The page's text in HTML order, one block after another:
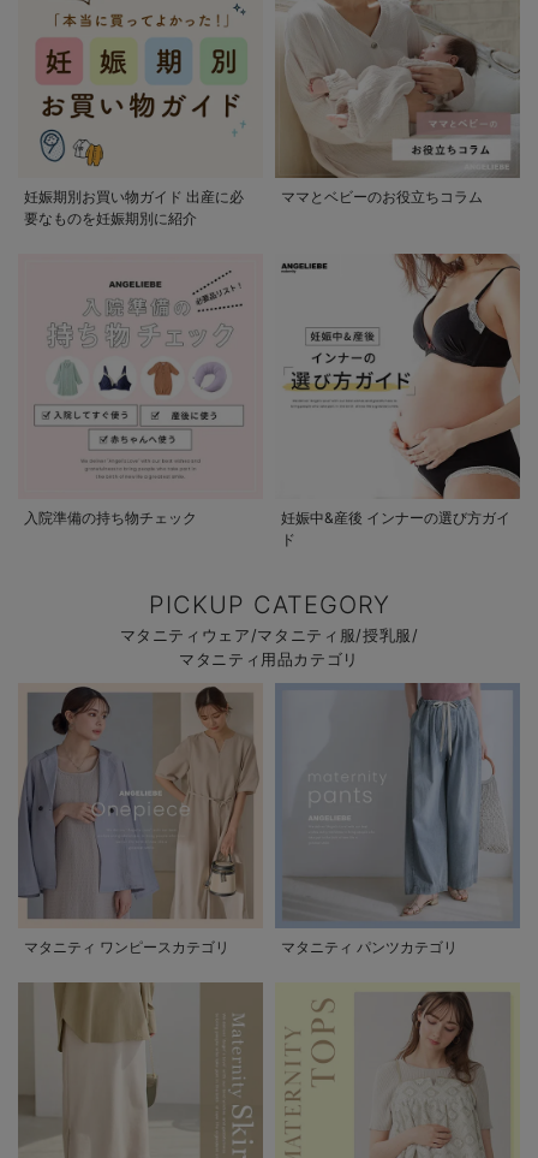
妊娠期別お買い物ガイド 出産に必
要なものを妊娠期別に紹介
ママとベビーのお役立ちコラム
入院準備の持ち物チェック
妊娠中&産後 インナーの選び方ガイ
ド
PICKUP CATEGORY
マタニティウェア/マタニティ服/授乳服/
マタニティ用品カテゴリ
マタニティ ワンピースカテゴリ マタニティ パンツカテゴリ